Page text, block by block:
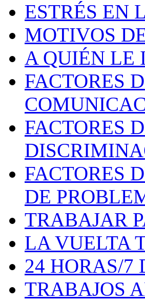
ESTRÉS EN
MOTIVOS
A QUIÉN LE
FACTORES
FACTORES
FACTORES
DE
TRABAJAR
LA VUELTA
24 HORAS/7
TRABAJOS